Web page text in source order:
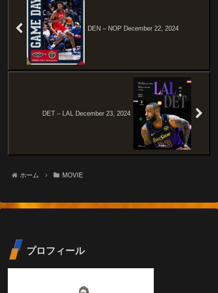
DEN – NOP December 22, 2024
DET – LAL December 23, 2024
ホーム MOVIE
プロフィール